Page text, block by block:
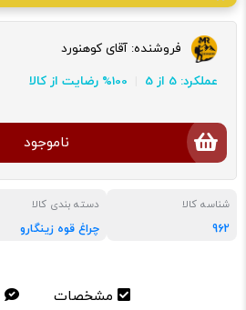
فروشنده: آقای کوهنورد
عملکرد: 5 از 5
100% رضایت از کالا
ناموجود
شناسه کالا
962
دسته بندی کالا
چراغ قوه زینگارو
مشخصات